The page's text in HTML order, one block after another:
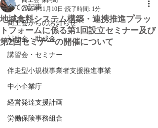
全ての記事
商工会からのお知らせ
補助金・助成金
講習会・セミナー
伴走型小規模事業者支援推進事業
中小企業庁
経営発達支援計画
労働保険事務組合
地域食料システム構築・連携推進プラッ
トフォームに係る第1回設立セミナー及び
第2回セミナーの開催について
2025年11月10日 読了時間: 1分